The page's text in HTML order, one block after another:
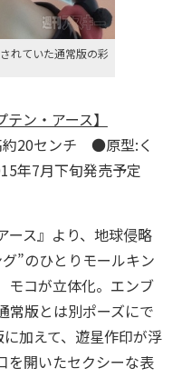
れていた通常版の彩
ン・アース】
20センチ ●原型:く
7月下旬発売予定
ス』より、地球侵略
”のひとりモールキン
モコが立体化。エンブ
常版とは別ポーズにで
加えて、遊星作印が浮
を開いたセクシーな表